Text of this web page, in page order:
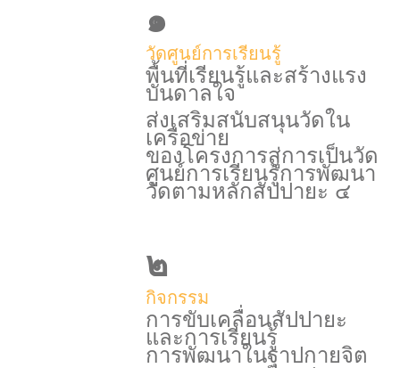
๑
วัดศูนย์การเรียนรู้
พื้นที่เรียนรู้และสร้างแรง
บันดาลใจ
ส่งเสริมสนับสนุนวัดใน
เครือข่าย
ของโครงการสู่การเป็นวัด
ศูนย์การเรียนรู้การพัฒนา
วัดตามหลักสัปปายะ ๔
๒
กิจกรรม
การขับเคลื่อนสัปปายะ
และการเรียนรู้
การพัฒนาในฐาปกายจิต